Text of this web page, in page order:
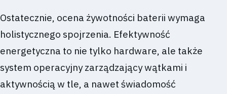
Ostatecznie, ocena żywotności baterii wymaga
holistycznego spojrzenia. Efektywność
energetyczna to nie tylko hardware, ale także
system operacyjny zarządzający wątkami i
aktywnością w tle, a nawet świadomość